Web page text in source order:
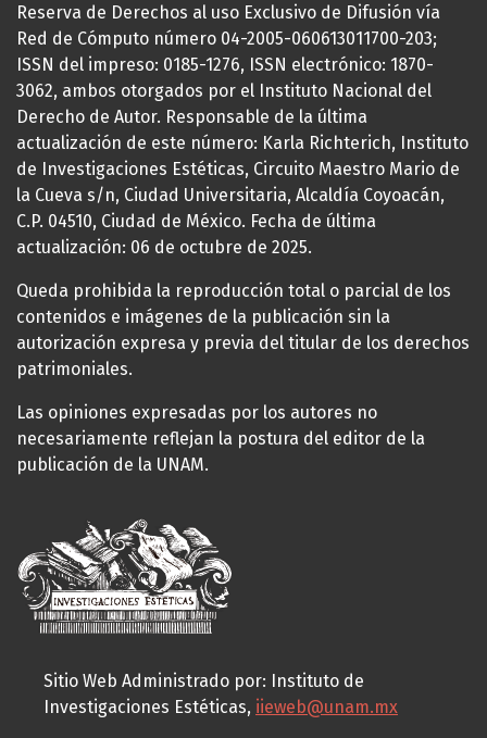
Reserva de Derechos al uso Exclusivo de Difusión vía
Red de Cómputo número 04-2005-060613011700-203;
ISSN del impreso: 0185-1276, ISSN electrónico: 1870-
3062, ambos otorgados por el Instituto Nacional del
Derecho de Autor. Responsable de la última
actualización de este número: Karla Richterich, Instituto
de Investigaciones Estéticas, Circuito Maestro Mario de
la Cueva s/n, Ciudad Universitaria, Alcaldía Coyoacán,
C.P. 04510, Ciudad de México. Fecha de última
actualización: 06 de octubre de 2025.
Queda prohibida la reproducción total o parcial de los
contenidos e imágenes de la publicación sin la
autorización expresa y previa del titular de los derechos
patrimoniales.
Las opiniones expresadas por los autores no
necesariamente reflejan la postura del editor de la
publicación de la UNAM.
Sitio Web Administrado por: Instituto de
Investigaciones Estéticas, iieweb@unam.mx